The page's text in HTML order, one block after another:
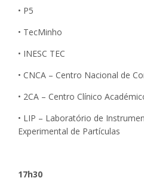
• P5
• TecMinho
• INESC TEC
• CNCA – Centro Nacional de
• 2CA – Centro Clínico
• LIP – Laboratório de
Experimental de Partículas
17h30